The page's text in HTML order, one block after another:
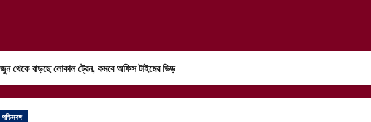
থেকে বাড়ছে লোকাল ট্রেন, কমবে অফিস টাইমের ভিড়
পশ্চিমবঙ্গ